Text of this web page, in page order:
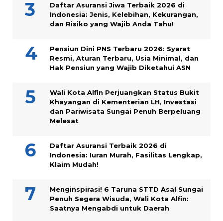
Daftar Asuransi Jiwa Terbaik 2026 di
Indonesia: Jenis, Kelebihan, Kekurangan,
dan Risiko yang Wajib Anda Tahu!
Pensiun Dini PNS Terbaru 2026: Syarat
Resmi, Aturan Terbaru, Usia Minimal, dan
Hak Pensiun yang Wajib Diketahui ASN
Wali Kota Alfin Perjuangkan Status Bukit
Khayangan di Kementerian LH, Investasi
dan Pariwisata Sungai Penuh Berpeluang
Melesat
Daftar Asuransi Terbaik 2026 di
Indonesia: Iuran Murah, Fasilitas Lengkap,
Klaim Mudah!
Menginspirasi! 6 Taruna STTD Asal Sungai
Penuh Segera Wisuda, Wali Kota Alfin:
Saatnya Mengabdi untuk Daerah